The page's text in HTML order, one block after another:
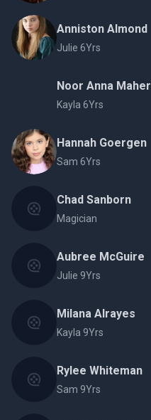
Anniston Almond
Julie 6Yrs
Noor Anna Maher
Kayla 6Yrs
Hannah Goergen
Sam 6Yrs
Chad Sanborn
Magician
Aubree McGuire
Julie 9Yrs
Milana Alrayes
Kayla 9Yrs
Rylee Whiteman
Sam 9Yrs